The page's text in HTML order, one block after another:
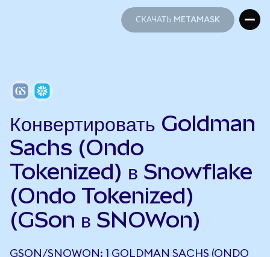
СКАЧАТЬ METAMASK
Конвертировать Goldman
Sachs (Ondo
Tokenized) в Snowflake
(Ondo Tokenized)
(GSon в SNOWon)
GSON/SNOWON: 1 GOLDMAN SACHS (ONDO